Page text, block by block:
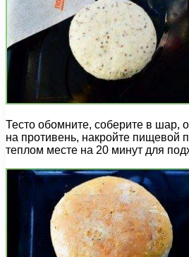
Тесто обомните, соберите в шар,
на противень, накройте пищевой
теплом месте на 20 минут для